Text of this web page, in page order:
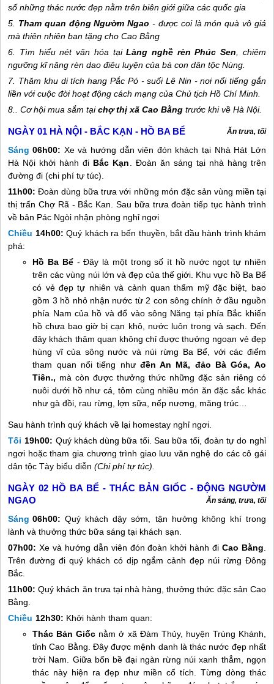
số những thác nước đẹp nằm trên biên giới giữa các quốc gia
5. Tham quan động Ngườm Ngao- được coi là món quà vô giá
mà thiên nhiên ban tặng cho Cao Bằng
6. Tìm hiểu nét văn hóa tạiLàng nghề rèn Phúc Sen , chiêm
ngưỡng kĩ năng rèn dao điêu luyện của bà con dân tộc Nùng.
7. Thăm khu di tích hang Pắc Pó - suối Lê Nin - nơi nổi tiếng gắn
liền với cuộc đời hoạt động cách mạng của Chủ tịch Hồ Chí Minh.
8.. Cơ hội mua sắm tạichợ thị xã Cao Bằng trước khi về Hà Nội.
NGÀY 01 HÀ NỘI - BẮC KẠN - HỒ BA BỂ Ăn trưa, tối
Sáng 06h00: Xe và hướng dẫn viên đón khách tại Nhà Hát Lớn
Hà Nội khởi hành đi Bắc Kạn . Đoàn ăn sáng tại nhà hàng trên
đường đi (chi phí tự túc).
11h00:Đoàn dùng bữa trưa với những món đặc sản vùng miền tại
thị trấn Chợ Rã - Bắc Kan. Sau bữa trưa đoàn tiếp tục hành trình
về bản Pác Ngòi nhận phòng nghỉ ngơi
Chiều 14h00: Quý khách ra bến thuyền, bắt đầu hành trình khám
phá:
Hồ Ba Bể - Đây là một trong số ít hồ nước ngọt tự nhiên
trên các vùng núi lớn và đẹp của thế giới. Khu vực hồ Ba Bể
có vẻ đẹp tự nhiên và cảnh quan thẩm mỹ đặc biệt, bao
gồm 3 hồ nhỏ nhận nước từ 2 con sông chính ở đầu nguồn
phía Nam của hồ và đổ vào sông Năng tại phía Bắc khiến
hồ chưa bao giờ bị cạn khô, nước luôn trong và sạch. Đến
đây khách thăm quan không chỉ được thưởng ngoạn vẻ đẹp
hùng vĩ của sông nước và núi rừng Ba Bể, với các điểm
tham quan nổi tiếng như đền An Mã, đảo Bà Góa, Ao
Tiên., mà còn được thưởng thức những đặc sản riêng có
nuôi dưới hồ như cá, tôm cùng nhiều món ăn đặc sắc khác
như gà đồi, rau rừng, lợn sữa, nếp nương, măng trúc…
Sau hành trình quý khách về lại homestay nghỉ ngơi.
Tối 19h00: Quý khách dùng bữa tối. Sau bữa tối, đoàn tự do nghỉ
ngơi hoặc tham gia chương trình giao lưu văn nghệ do các cô gái
dân tộc Tày biểu diễn(Chi phí tự túc).
NGÀY 02 HỒ BA BỂ - THÁC BẢN GIỐC - ĐỘNG NGƯỜM
NGAO
Ăn sáng, trưa, tối
Sáng 06h00:Quý khách dậy sớm, tận hưởng không khí trong
lành và thưởng thức bữa sáng tại khách sạn.
07h00: Xe và hướng dẫn viên đón đoàn khởi hành đi Cao Bằng
Trên đường đi quý khách có dịp ngắm cảnh đẹp núi rừng Đông
Bắc.
11h00: Quý khách ăn trưa tại nhà hàng, thưởng thức đặc sản Cao
Bằng.
Chiều 12h30: Khởi hành tham quan:
Thác Bản Giốc nằm ở xã Đàm Thủy, huyện Trùng Khánh,
tỉnh Cao Bằng. Đây được mệnh danh là thác nước đẹp nhất
trời Nam. Giữa bốn bề đại ngàn rừng núi xanh thẳm, ngọn
thác này hiện ra đẹp như miền cổ tích. Từng dòng thác